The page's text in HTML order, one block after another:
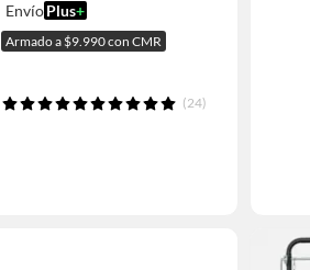
EnvíoPlus+
Armado a $9.990 con CMR
(24)